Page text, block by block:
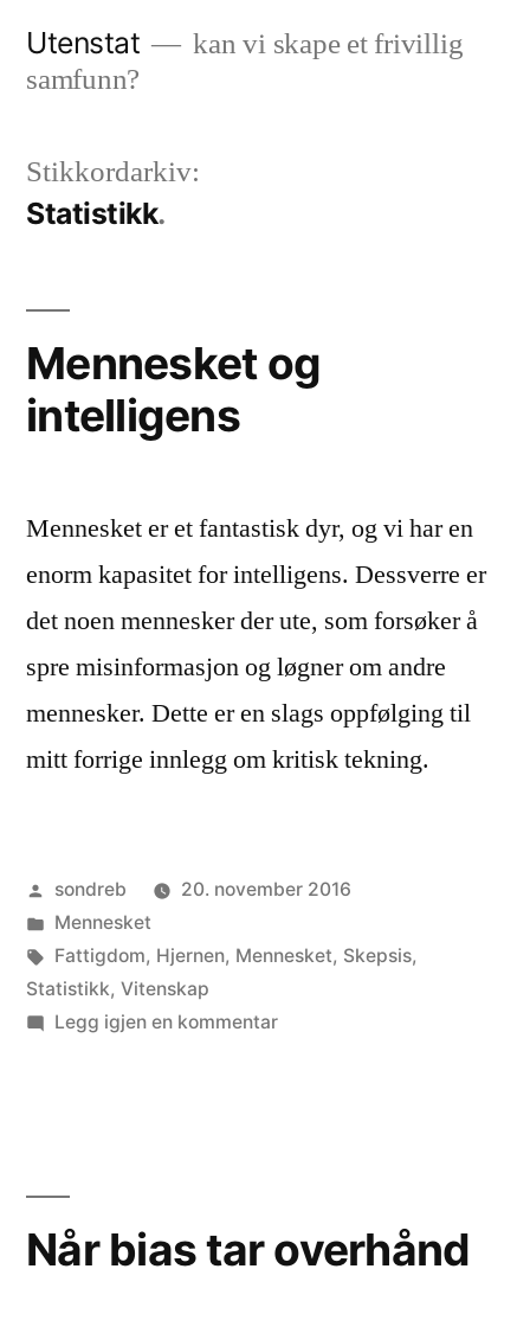
Utenstat
kan vi skape et frivillig
samfunn?
Stikkordarkiv:
Statistikk
Mennesket og
intelligens
Mennesket er et fantastisk dyr, og vi har en
enorm kapasitet for intelligens. Dessverre er
det noen mennesker der ute, som forsøker å
spre misinformasjon og løgner om andre
mennesker. Dette er en slags oppfølging til
mitt forrige innlegg om kritisk tekning.
Publisert
av
sondreb
20. november 2016
Publisert
i
Mennesket
Stikkord:
Fattigdom, Hjernen, Mennesket, Skepsis,
Statistikk, Vitenskap
Legg igjen en kommentartil
Når bias tar overhånd